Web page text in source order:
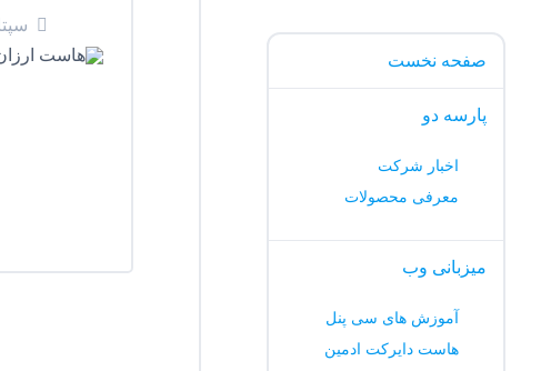
صفحه نخست
پارسه دو
اخبار شرکت
معرفی محصولات
میزبانی وب
آموزش های سی پنل
هاست دایرکت ادمین